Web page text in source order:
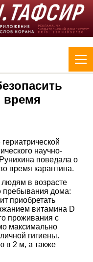
научно-
поведала о
время карантина.
людям в возрасте
пребывания дома:
приобретать
витамина D
проживания с
максимально
гигиены.
в 2 м, а также